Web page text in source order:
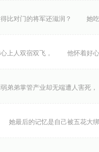
比对门的将军还滋润？ 她吃
上人双宿双飞， 他怀着好心
弟弟掌管产业却无端遭人害
最后的记忆是自己被五花